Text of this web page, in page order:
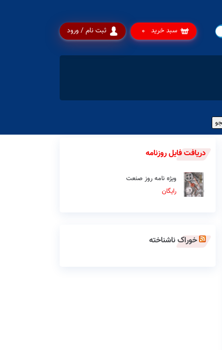
ثبت نام / ورود سبد خرید 0
دریافت فایل روزنامه
ویژه نامه روز صنعت
رایگان
خوراک ناشناخته